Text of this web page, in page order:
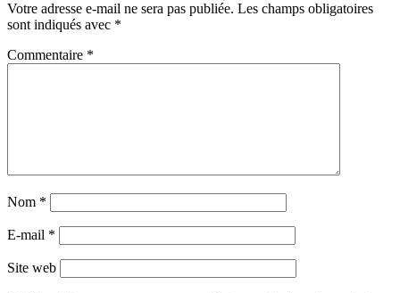
Votre adresse e-mail ne sera pas publiée. Les champs obligatoires
sont indiqués avec *
Commentaire *
Nom *
E-mail *
Site web